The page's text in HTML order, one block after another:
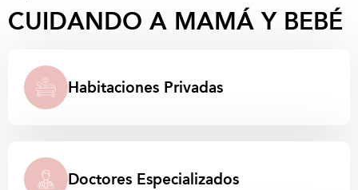
CUIDANDO A MAMÁ Y BEBÉ
Habitaciones Privadas
Doctores Especializados